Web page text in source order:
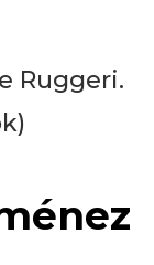
Ruggeri.